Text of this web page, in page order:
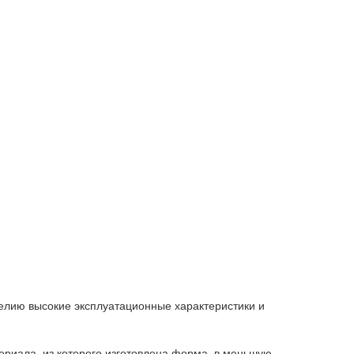
высокие эксплуатационные характеристики и